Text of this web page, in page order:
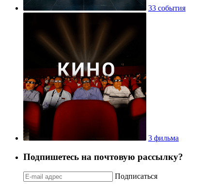
33 события
3 фильма
Подпишетесь на почтовую рассылку?
Подписаться